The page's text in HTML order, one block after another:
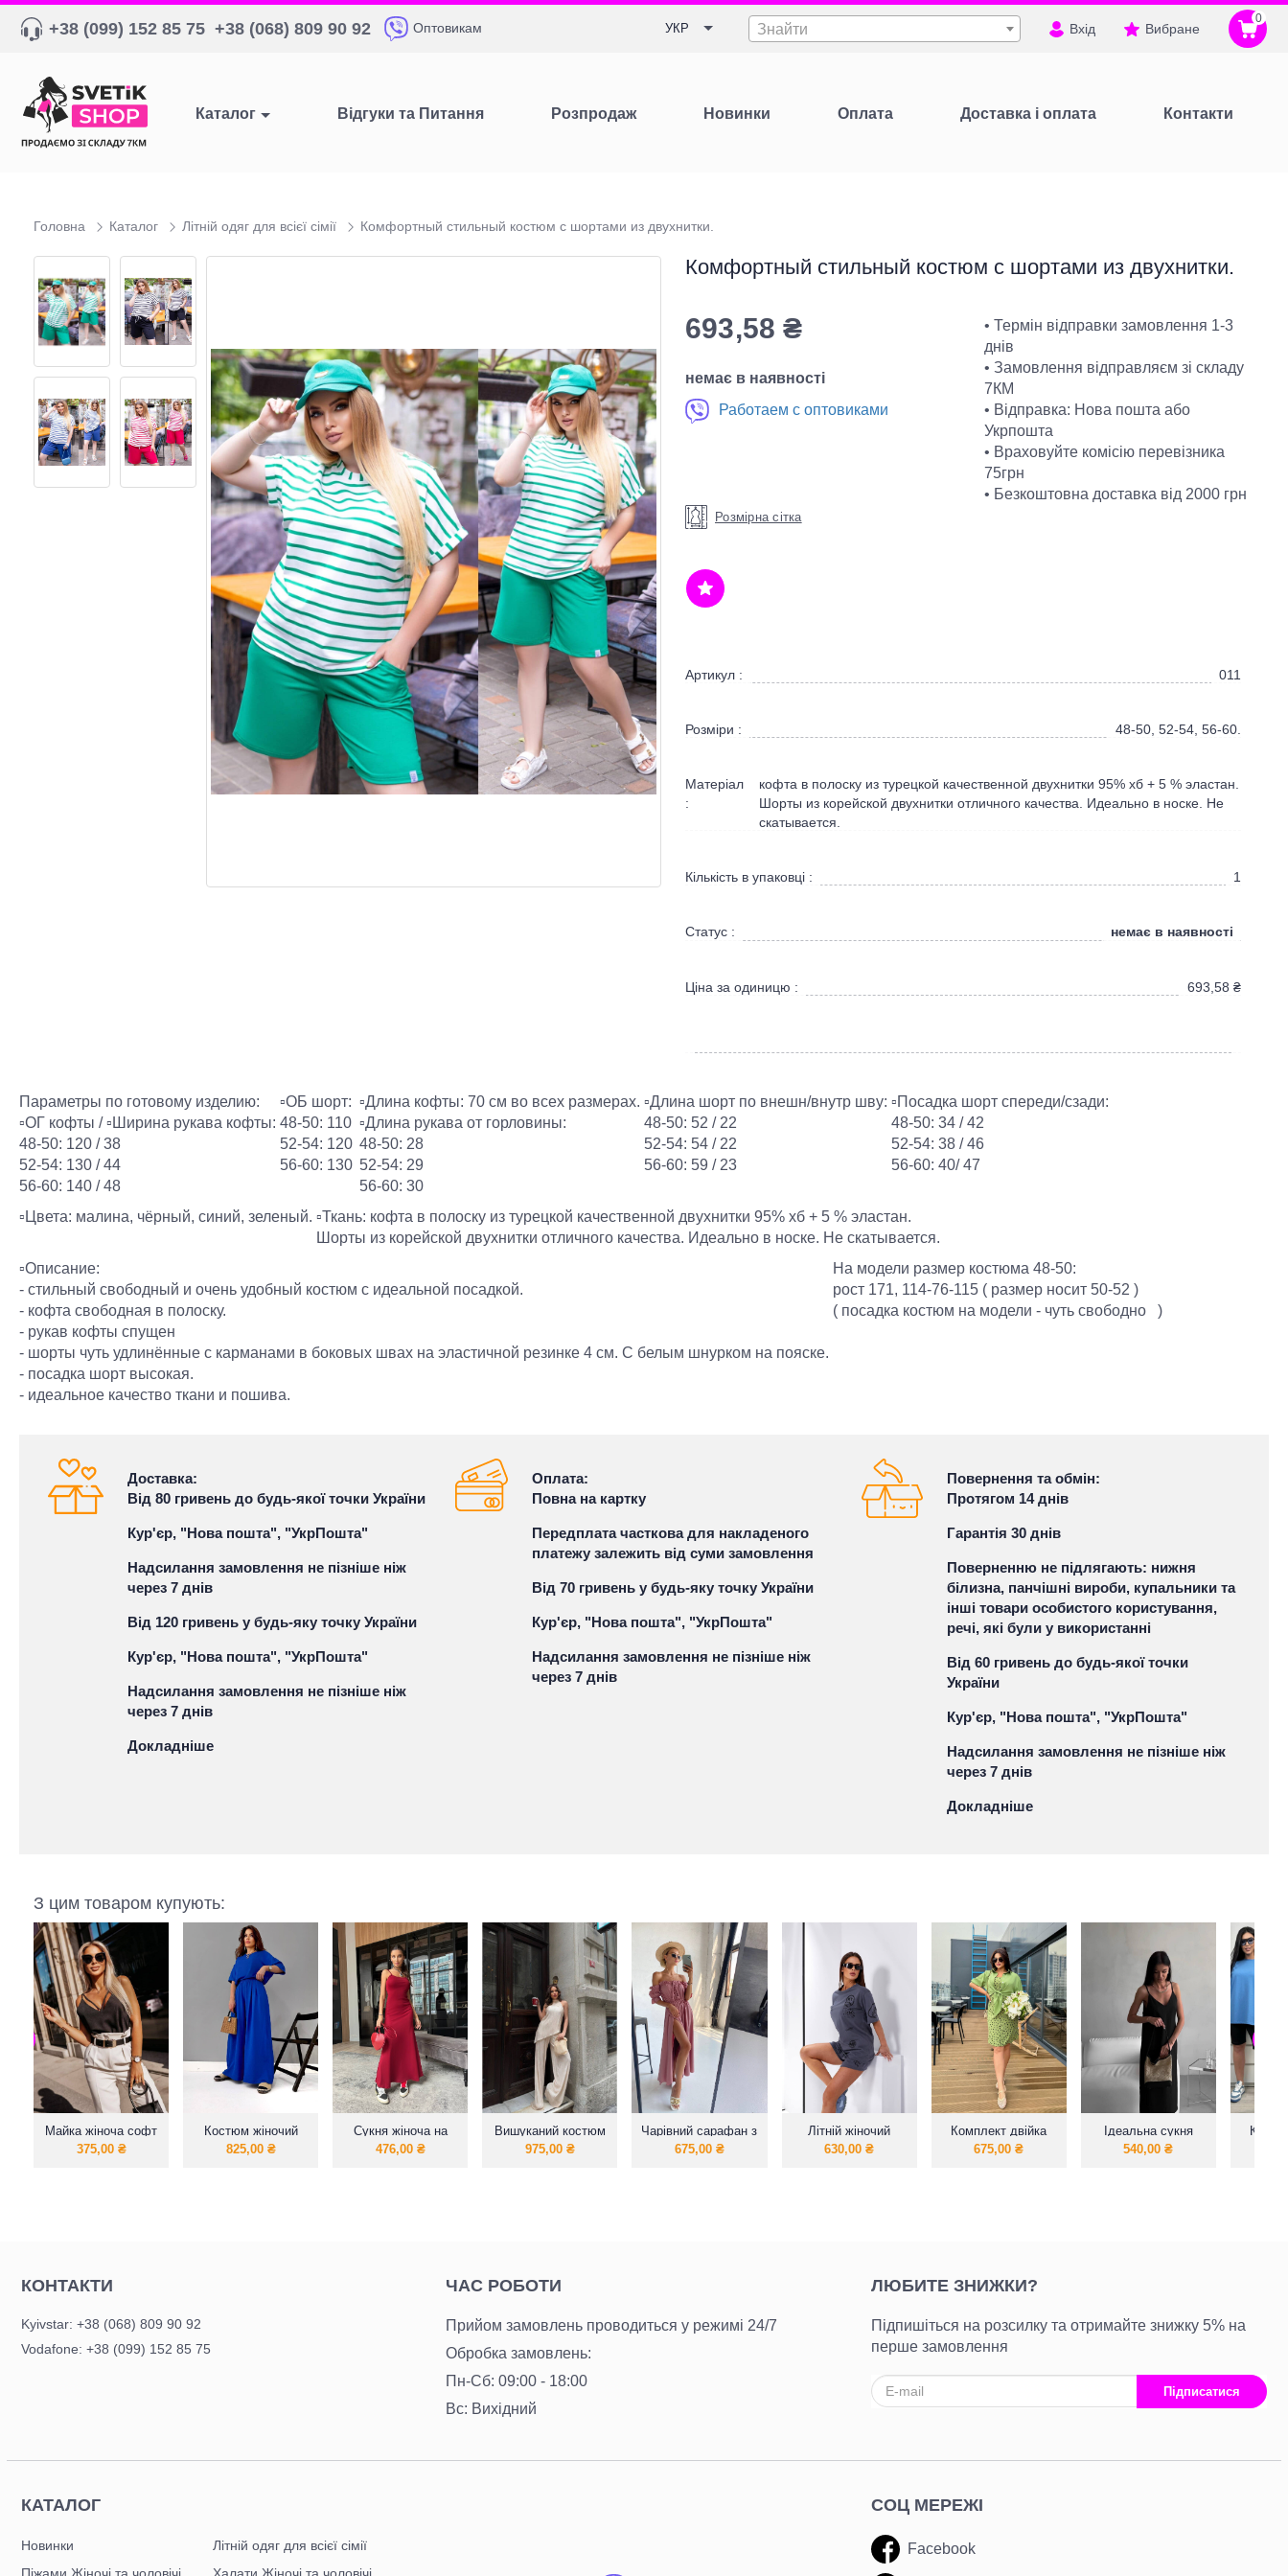
+38 (099) 152 85 75 +38 (068) 809 90 92 Оптовикам УКР Знайти Вхід Вибране
0
Каталог Відгуки та Питання Розпродаж Новинки Оплата Доставка і оплата Контакти
Головна Каталог Літній одяг для всієї сімії Комфортный стильный костюм с шортами из двухнитки.
Комфортный стильный костюм с шортами из двухнитки.
693,58₴
немає в наявності
Работаем с оптовиками
• Термін відправки замовлення 1-3
днів
• Замовлення відправляєм зі складу
7КМ
• Відправка: Нова пошта або
Укрпошта
• Враховуйте комісію перевізника
75грн
• Безкоштовна доставка від 2000 грн
Розмірна сітка
Артикул : 011
Розміри : 48-50, 52-54, 56-60.
Матеріал
:
кофта в полоску из турецкой качественной двухнитки 95% хб + 5 % эластан.
Шорты из корейской двухнитки отличного качества. Идеально в носке. Не
скатывается.
Кількість в упаковці : 1
Статус : немає в наявності
Ціна за одиницю : 693,58 ₴
Параметры по готовому изделию:
▫️ОГ кофты / ▫️Ширина рукава кофты:
48-50: 120 / 38
52-54: 130 / 44
56-60: 140 / 48
▫️ОБ шорт:
48-50: 110
52-54: 120
56-60: 130
▫️Длина кофты: 70 см во всех размерах.
▫️Длина рукава от горловины:
48-50: 28
52-54: 29
56-60: 30
▫️Длина шорт по внешн/внутр шву:
48-50: 52 / 22
52-54: 54 / 22
56-60: 59 / 23
▫️Посадка шорт спереди/сзади:
48-50: 34 / 42
52-54: 38 / 46
56-60: 40/ 47
▫️Цвета: малина, чёрный, синий, зеленый. ▫️Ткань: кофта в полоску из турецкой качественной двухнитки 95% хб + 5 % эластан.
Шорты из корейской двухнитки отличного качества. Идеально в носке. Не скатывается.
▫️Описание:
- стильный свободный и очень удобный костюм с идеальной посадкой.
- кофта свободная в полоску.
- рукав кофты спущен
- шорты чуть удлинённые с карманами в боковых швах на эластичной резинке 4 см. С белым шнурком на пояске.
- посадка шорт высокая.
- идеальное качество ткани и пошива.
На модели размер костюма 48-50:
рост 171, 114-76-115 ( размер носит 50-52 )
( посадка костюм на модели - чуть свободно )
Доставка:
Від 80 гривень до будь-якої точки України
Кур'єр, "Нова пошта", "УкрПошта"
Надсилання замовлення не пізніше ніж
через 7 днів
Від 120 гривень у будь-яку точку України
Кур'єр, "Нова пошта", "УкрПошта"
Надсилання замовлення не пізніше ніж
через 7 днів
Докладніше
Оплата:
Повна на картку
Передплата часткова для накладеного
платежу залежить від суми замовлення
Від 70 гривень у будь-яку точку України
Кур'єр, "Нова пошта", "УкрПошта"
Надсилання замовлення не пізніше ніж
через 7 днів
Повернення та обмін:
Протягом 14 днів
Гарантія 30 днів
Поверненню не підлягають: нижня
білизна, панчішні вироби, купальники та
інші товари особистого користування,
речі, які були у використанні
Від 60 гривень до будь-якої точки
України
Кур'єр, "Нова пошта", "УкрПошта"
Надсилання замовлення не пізніше ніж
через 7 днів
Докладніше
З цим товаром купують:
Майка жіноча софт
375,00 ₴
Костюм жіночий
стильний жатка
825,00 ₴
Сукня жіноча на
брітелях
476,00 ₴
Вишуканий костюм
з невагомої тканини
975,00 ₴
Чарівний сарафан з
великим розрізом
675,00 ₴
Літній жіночий
костюм з
630,00₴
Комплект двійка
сукня та сорочка
675,00₴
Ідеальна сукня
сарафан для
540,00₴
КОНТАКТИ
Kyivstar: +38 (068) 809 90 92
Vodafone: +38 (099) 152 85 75
ЧАС РОБОТИ
Прийом замовлень проводиться у режимі 24/7
Обробка замовлень:
Пн-Сб: 09:00 - 18:00
Вс: Вихідний
ЛЮБИТЕ ЗНИЖКИ?
Підпишіться на розсилку та отримайте знижку 5% на
перше замовлення
Підписатися
КАТАЛОГ
Новинки
Літній одяг для всієї сімії
СОЦ МЕРЕЖІ
Facebook